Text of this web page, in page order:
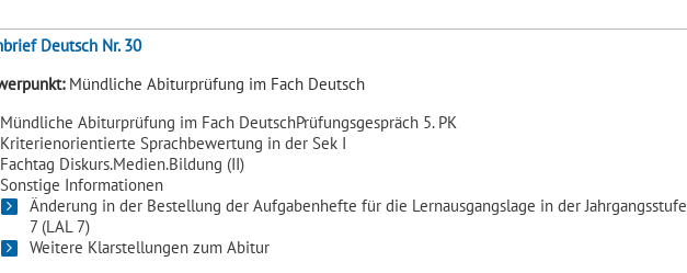
Deutsch Nr. 30
Mündliche Abiturprüfung im Fach Deutsch
Mündliche Abiturprüfung im Fach DeutschPrüfungsgespräch 5. PK
Kriterienorientierte Sprachbewertung in der Sek I
Fachtag Diskurs.Medien.Bildung (II)
Sonstige Informationen
Änderung in der Bestellung der Aufgabenhefte für die Lernausgangslage in der Jahrgangsstufe
7 (LAL 7)
Weitere Klarstellungen zum Abitur